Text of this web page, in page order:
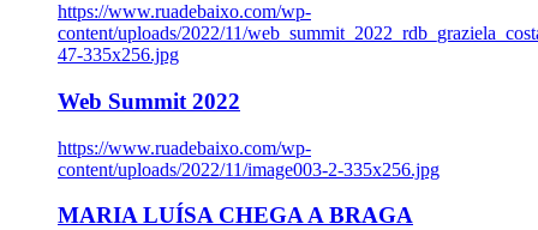
https://www.ruadebaixo.com/wp-
content/uploads/2022/11/
47-335x256.jpg
Web Summit 2022
https://www.ruadebaixo.com/wp-
content/uploads/2022/11/image003-2-335x256.jpg
MARIA LUÍSA CHEGA A BRAGA